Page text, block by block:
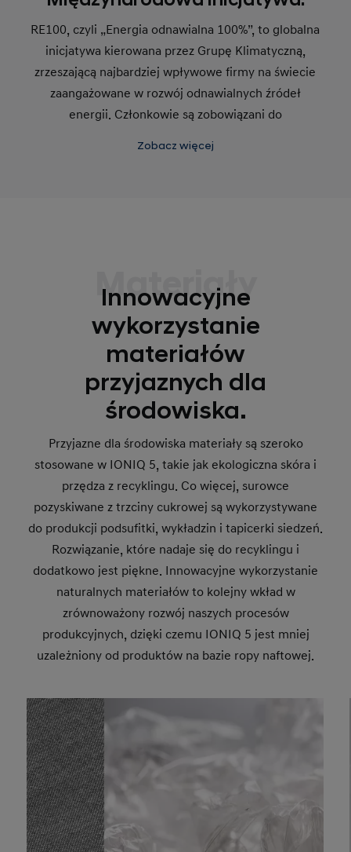
RE100, czyli „Energia odnawialna 100%”, to globalna
inicjatywa kierowana przez Grupę Klimatyczną,
zrzeszającą najbardziej wpływowe firmy na świecie
zaangażowane w rozwój odnawialnych źródeł
energii. Członkowie są zobowiązani do
zabezpieczenia energii odnawialnej w ciągu
Zobacz więcej
Materiały
Innowacyjne
wykorzystanie
materiałów
przyjaznych dla
środowiska.
Przyjazne dla środowiska materiały są szeroko
stosowane w IONIQ 5, takie jak ekologiczna skóra i
przędza z recyklingu. Co więcej, surowce
pozyskiwane z trzciny cukrowej są wykorzystywane
do produkcji podsufitki, wykładzin i tapicerki siedzeń.
Rozwiązanie, które nadaje się do recyklingu i
dodatkowo jest piękne. Innowacyjne wykorzystanie
naturalnych materiałów to kolejny wkład w
zrównoważony rozwój naszych procesów
produkcyjnych, dzięki czemu IONIQ 5 jest mniej
uzależniony od produktów na bazie ropy naftowej.